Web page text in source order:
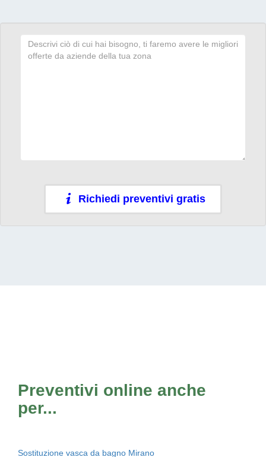
Richiedi preventivi gratis
Preventivi online anche
per...
Sostituzione vasca da bagno Mirano